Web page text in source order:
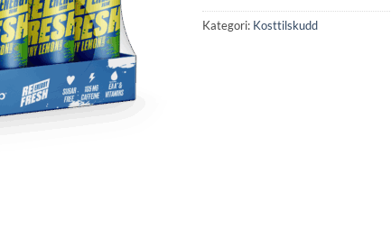
Kategori: Kosttilskudd